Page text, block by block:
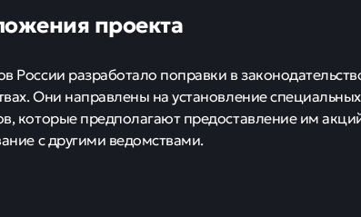
проекта
России разработало поправки в
Они направлены на установление
которые предполагают предоставление им
с другими ведомствами.